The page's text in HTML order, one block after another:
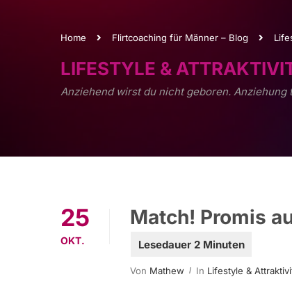
Home Flirtcoaching für Männer – Blog
LIFESTYLE &
Anziehend wirst du nicht geboren. Anziehung
25
OKT.
Match! Promis
Von Mathew In Lifestyle &